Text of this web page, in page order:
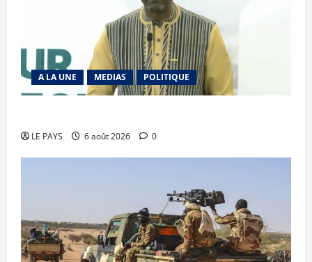
A LA UNE MEDIAS POLITIQUE
LE PAYS 6 août 2026 0